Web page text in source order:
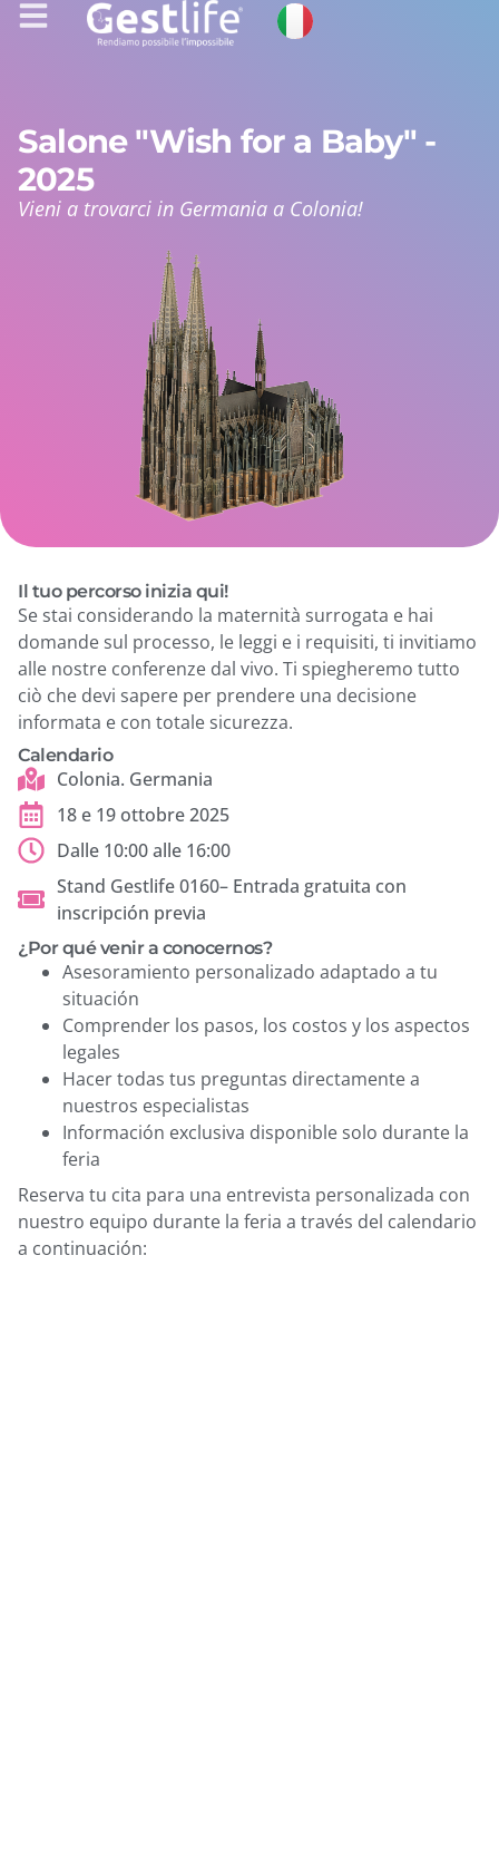
Salone "Wish for a Baby" -
2025
Vieni a trovarci in Germania a Colonia!
Il tuo percorso inizia qui!
Se stai considerando la maternità surrogata e hai
domande sul processo, le leggi e i requisiti, ti invitiamo
alle nostre conferenze dal vivo. Ti spiegheremo tutto
ciò che devi sapere per prendere una decisione
informata e con totale sicurezza.
Calendario
Colonia. Germania
18 e 19 ottobre 2025
Dalle 10:00 alle 16:00
Stand Gestlife 0160– Entrada gratuita con
inscripción previa
¿Por qué venir a conocernos?
Asesoramiento personalizado adaptado a tu
situación
Comprender los pasos, los costos y los aspectos
legales
Hacer todas tus preguntas directamente a
nuestros especialistas
Información exclusiva disponible solo durante la
feria
Reserva tu cita para una entrevista personalizada con
nuestro equipo durante la feria a través del calendario
a continuación: